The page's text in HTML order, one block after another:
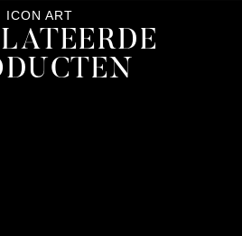
ICON ART